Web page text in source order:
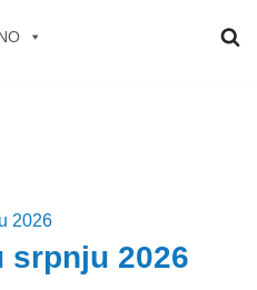
srpnju 2026